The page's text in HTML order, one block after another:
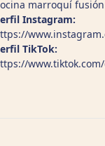
marroquí fusión
Instagram:
TikTok: